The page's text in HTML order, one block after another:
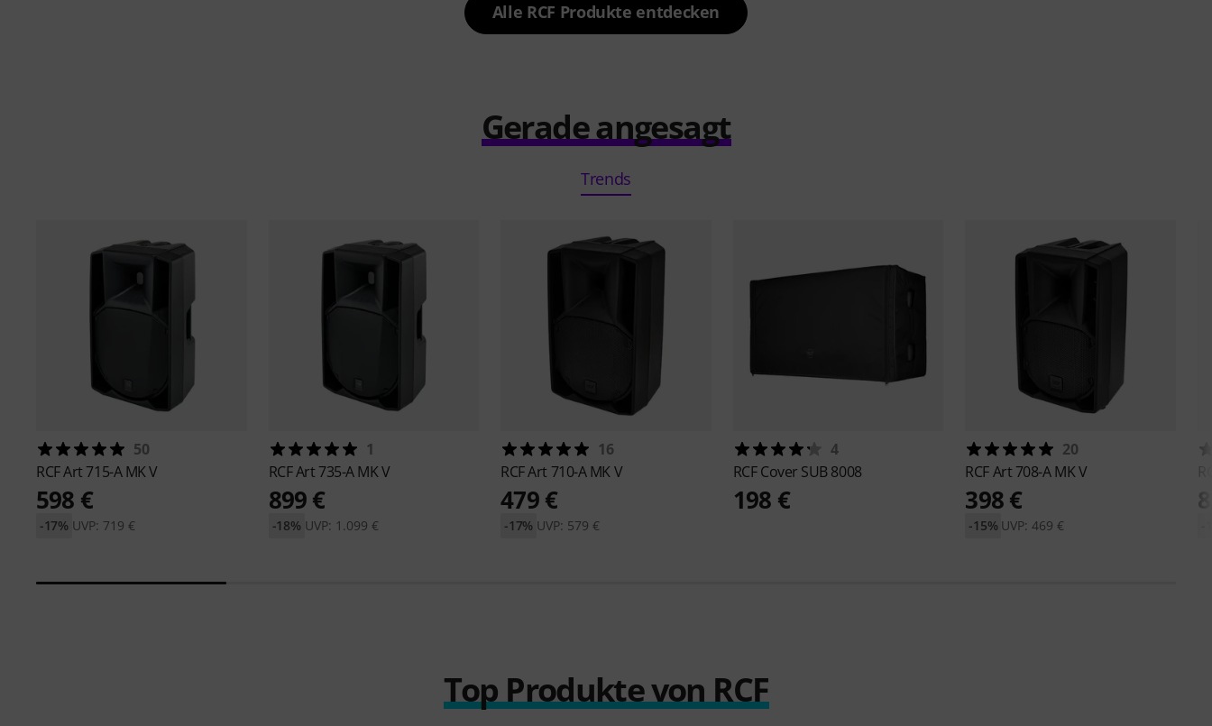
Alle RCF Produkte entdecken
Gerade angesagt
Trends
50
RCFArt 715-A MK V
598 €
UVP: 719 €
-17%
1
RCFArt 735-A MK V
899 €
UVP: 1.099 €
-18%
16
RCFArt 710-A MK V
479 €
UVP: 579 €
-17%
4
RCFCover SUB 8008
198 €
20
RCFArt 708-A MK V
398 €
UVP: 469 €
-15%
Top Produkte von RCF